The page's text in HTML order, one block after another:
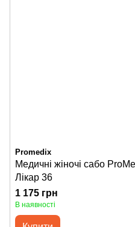
Promedix
Медичні жіночі сабо
Лікар 36
1 175 грн
В наявності